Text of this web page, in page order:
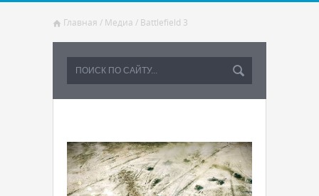
Главная / Медиа / Battlefield 3